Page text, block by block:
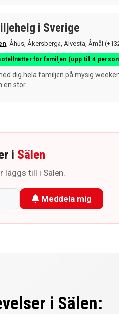
i Sverige
, Åhus, Åkersberga, Alvesta, Åmål
för familjen (upp till 4
dig hela familjen på mysig
stor...
i Sälen
läggs till i Sälen.
Meddela mig
i Sälen: